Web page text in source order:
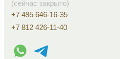
(сейчас закрыто)
+7 495 646-16-35
+7 812 426-11-40
WhatsApp контакт
Telegram контакт